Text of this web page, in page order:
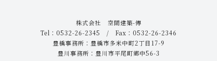
株式会社 空間建築-傳
Tel：0532-26-2345 / Fax：0532-26-2346
豊橋事務所：豊橋市多米中町2丁目17-9
豊川事務所：豊川市平尾町郷中56-3